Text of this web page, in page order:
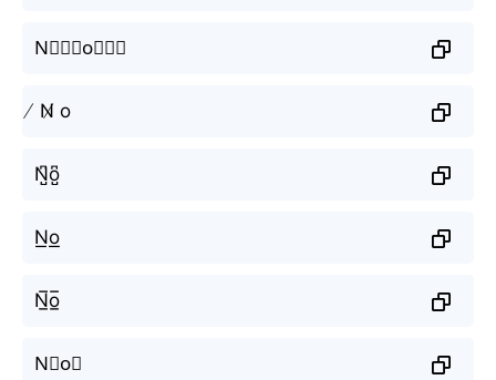
N⃒⃒⃒o⃒⃒⃒
̸ N̸ o
N̺͆o̺͆
N͟o͟
N̲̅o̲̅
N⃣o⃣